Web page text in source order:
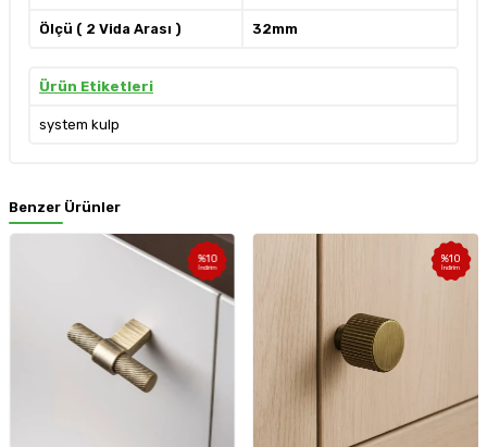
Ölçü ( 2 Vida Arası ) 32mm
Ürün Etiketleri
system kulp
Benzer Ürünler
%10
İndirim
%10
İndirim